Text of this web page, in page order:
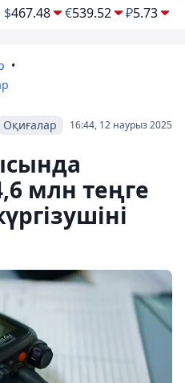
$467.48 €539.52 ₽5.73
16:44, 12 наурыз 2025
Оқиғалар
млн теңге